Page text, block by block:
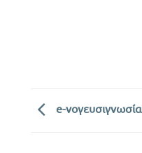
e-